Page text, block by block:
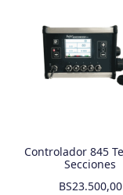
Controlador 845
Secciones
BS23.500,00